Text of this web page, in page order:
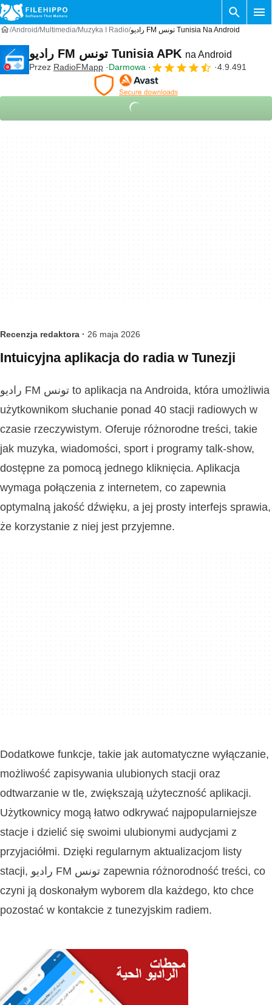
Android Multimedia Muzyka I Radio راديو FM تونس Tunisia Na Android
راديو FM تونس Tunisia APK na Android
Przez RadioFMapp Darmowa 4.9.491
Recenzja redaktora · 26 maja 2026
Intuicyjna aplikacja do radia w Tunezji
راديو FM تونس to aplikacja na Androida, która umożliwia
użytkownikom słuchanie ponad 40 stacji radiowych w
czasie rzeczywistym. Oferuje różnorodne treści, takie
jak muzyka, wiadomości, sport i programy talk-show,
dostępne za pomocą jednego kliknięcia. Aplikacja
wymaga połączenia z internetem, co zapewnia
optymalną jakość dźwięku, a jej prosty interfejs sprawia,
że korzystanie z niej jest przyjemne.
Dodatkowe funkcje, takie jak automatyczne wyłączanie,
możliwość zapisywania ulubionych stacji oraz
odtwarzanie w tle, zwiększają użyteczność aplikacji.
Użytkownicy mogą łatwo odkrywać najpopularniejsze
stacje i dzielić się swoimi ulubionymi audycjami z
przyjaciółmi. Dzięki regularnym aktualizacjom listy
stacji, راديو FM تونس zapewnia różnorodność treści, co
czyni ją doskonałym wyborem dla każdego, kto chce
pozostać w kontakcie z tunezyjskim radiem.